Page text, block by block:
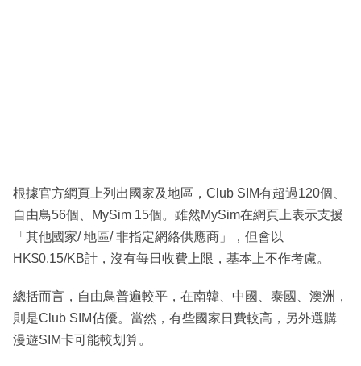
根據官方網頁上列出國家及地區，Club SIM有超過120個、
自由鳥56個、MySim 15個。雖然MySim在網頁上表示支援
「其他國家/ 地區/ 非指定網絡供應商」，但會以
HK$0.15/KB計，沒有每日收費上限，基本上不作考慮。
總括而言，自由鳥普遍較平，在南韓、中國、泰國、澳洲，
則是Club SIM佔優。當然，有些國家日費較高，另外選購
漫遊SIM卡可能較划算。